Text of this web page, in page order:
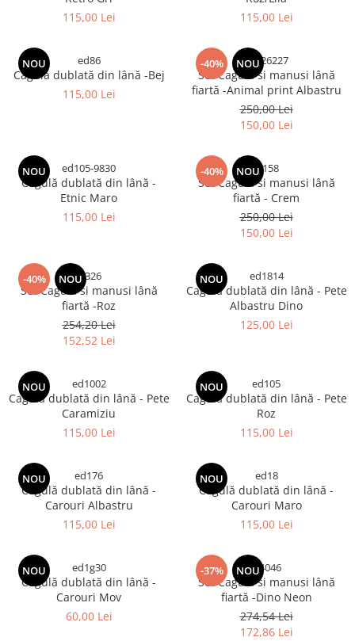
115,00 Lei
115,00 Lei
NOU ed86
Cagulă dublată din lână -Bej
115,00 Lei
-40% NOU
yg526227
Set Cagulă si manusi lână
fiartă -Animal print Albastru
250,00 Lei
150,00 Lei
NOU ed105-9830
Cagulă dublată din lână -
Etnic Maro
115,00 Lei
-40% NOUtr158
Set Cagulă si manusi lână
fiartă - Crem
250,00 Lei
150,00 Lei
-40% NOU-9326
Set Cagulă si manusi lână
fiartă -Roz
254,20 Lei
152,52 Lei
NOU ed1814
Cagulă dublată din lână - Pete
Albastru Dino
125,00 Lei
NOU ed1002
Cagulă dublată din lână - Pete
Caramiziu
115,00 Lei
NOU ed105
Cagulă dublată din lână - Pete
Roz
115,00 Lei
NOU ed176
Cagulă dublată din lână -
Carouri Albastru
115,00 Lei
NOU ed18
Cagulă dublată din lână -
Carouri Maro
115,00 Lei
NOU ed1g30
Cagulă dublată din lână -
Carouri Mov
60,00 Lei
-37% NOUtr4046
Set Cagulă si manusi lână
fiartă -Dino Neon
274,54 Lei
172,86 Lei